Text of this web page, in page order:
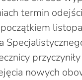
termin
nowych